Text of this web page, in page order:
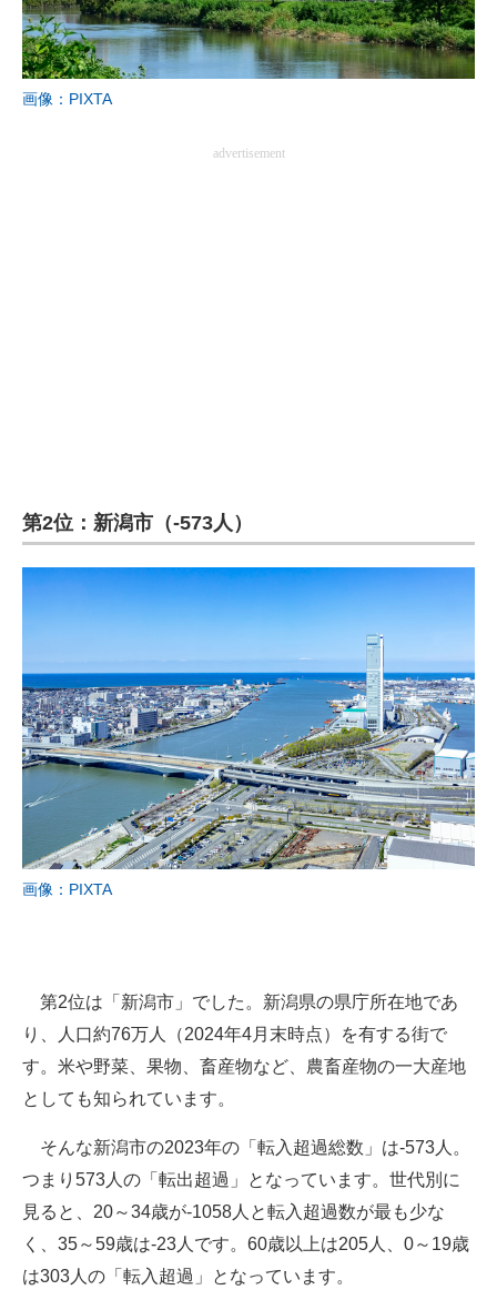
企業ITのトレンドを詳説
エネルギーの専門メディア
建設×テクノロジーの最前線
画像：PIXTA
advertisement
第2位：新潟市（-573人）
画像：PIXTA
第2位は「新潟市」でした。新潟県の県庁所在地であ
り、人口約76万人（2024年4月末時点）を有する街で
す。米や野菜、果物、畜産物など、農畜産物の一大産地
としても知られています。
そんな新潟市の2023年の「転入超過総数」は-573人。
つまり573人の「転出超過」となっています。世代別に
見ると、20～34歳が-1058人と転入超過数が最も少な
く、35～59歳は-23人です。60歳以上は205人、0～19歳
は303人の「転入超過」となっています。